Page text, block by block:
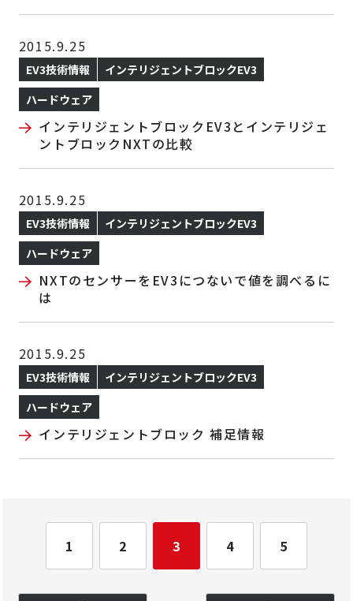
2015.9.25
EV3技術情報
インテリジェントブロックEV3
ハードウェア
インテリジェントブロックEV3とインテリジェ
ントブロックNXTの比較
2015.9.25
EV3技術情報
インテリジェントブロックEV3
ハードウェア
NXTのセンサーをEV3につないで値を調べるに
は
2015.9.25
EV3技術情報
インテリジェントブロックEV3
ハードウェア
インテリジェントブロック 補足情報
1 2 3 4 5